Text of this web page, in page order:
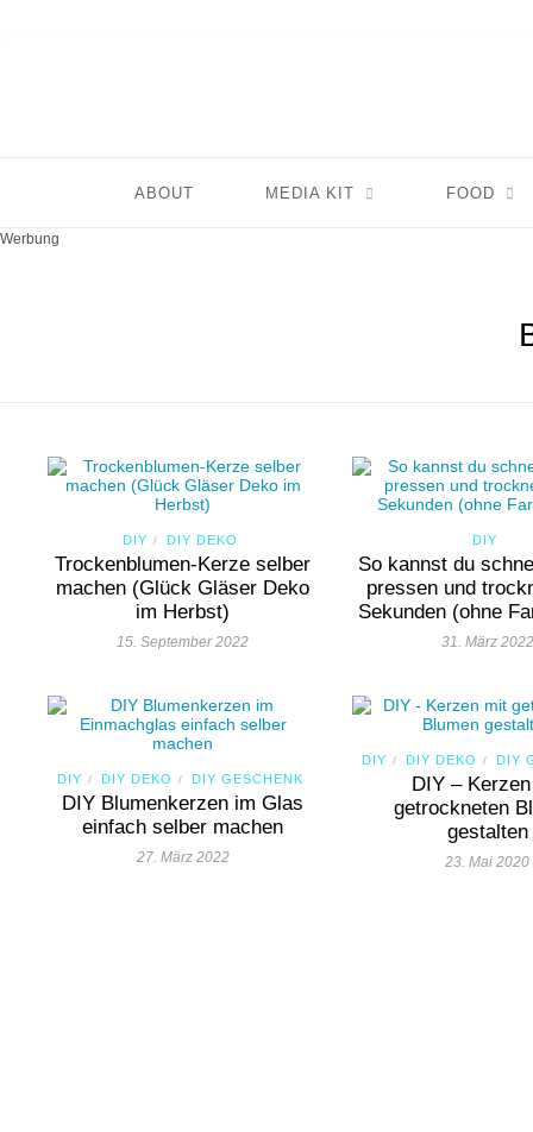
ABOUT MEDIA KIT FOOD
Werbung
DIY / DIY DEKO
Trockenblumen-Kerze selber
machen (Glück Gläser Deko
im Herbst)
15. September 2022
DIY
So kannst du
pressen und
Sekunden (ohne
31. März 2022
DIY / DIY DEKO / DIY GESCHENK
DIY Blumenkerzen im Glas
einfach selber machen
27. März 2022
DIY / DIY DEKO / DIY
DIY –
getrockneten
gestalten
23. Mai 2020